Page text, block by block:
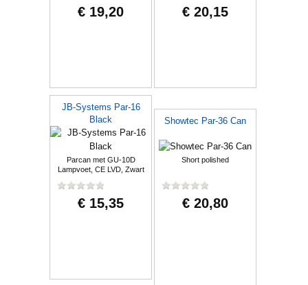
€ 19,20 € 20,15
JB-Systems Par-16
Black
Parcan met GU-10D
Lampvoet, CE LVD, Zwart
€ 15,35
Showtec Par-36 Can
Short polished
€ 20,80